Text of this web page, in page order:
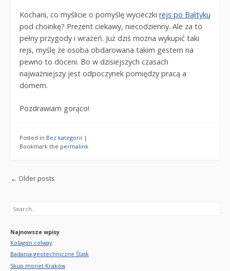
Kochani, co myślicie o pomyślę wycieczki rejs po Bałtyku
pod choinkę? Prezent ciekawy, niecodzienny. Ale za to
pełny przygody i wrażeń. Już dziś można wykupić taki
rejs, myślę że osoba obdarowana takim gestem na
pewno to doceni. Bo w dzisiejszych czasach
najważniejszy jest odpoczynek pomiędzy pracą a
domem.
Pozdrawiam gorąco!
Posted in Bez kategorii |
Bookmark the permalink
Post navigation
← Older posts
Search
Najnowsze wpisy
Kolagen colway
Badania geotechniczne Śląsk
Skup monet Kraków